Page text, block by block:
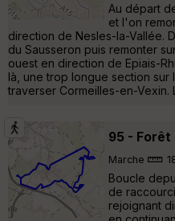
Au départ
et l'on
direction de Nesles-la-Vallée.
du Sausseron puis remonter
ouest en direction de Epiais-
là, une trop longue section
traverser Cormeilles-en-Vexin.
95 - Forêt
Marche
Boucle
de
rejoignant